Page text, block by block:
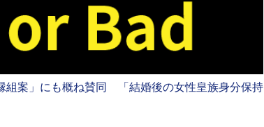
組案」にも概ね賛同 「結婚後の女性皇族身分保持